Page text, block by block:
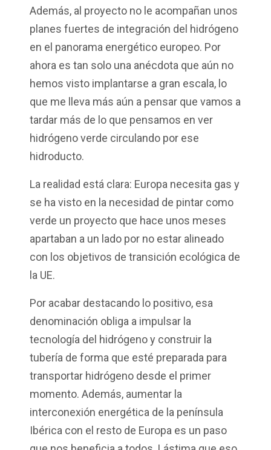
Además, al proyecto no le acompañan unos
planes fuertes de integración del hidrógeno
en el panorama energético europeo. Por
ahora es tan solo una anécdota que aún no
hemos visto implantarse a gran escala, lo
que me lleva más aún a pensar que vamos a
tardar más de lo que pensamos en ver
hidrógeno verde circulando por ese
hidroducto.
La realidad está clara: Europa necesita gas y
se ha visto en la necesidad de pintar como
verde un proyecto que hace unos meses
apartaban a un lado por no estar alineado
con los objetivos de transición ecológica de
la UE.
Por acabar destacando lo positivo, esa
denominación obliga a impulsar la
tecnología del hidrógeno y construir la
tubería de forma que esté preparada para
transportar hidrógeno desde el primer
momento. Además, aumentar la
interconexión energética de la península
Ibérica con el resto de Europa es un paso